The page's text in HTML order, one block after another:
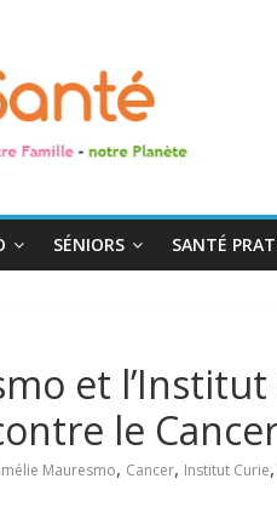
SÉNIORS SANTÉ
et
le
Mauresmo, Cancer, Institut Curie,